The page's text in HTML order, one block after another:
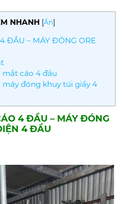
NHANH [Ẩn]
ĐẦU – MÁY ĐÓNG ORE
mắt cáo 4 đầu
đóng khuy túi giấy 4
4 ĐẦU – MÁY ĐÓNG
4 ĐẦU